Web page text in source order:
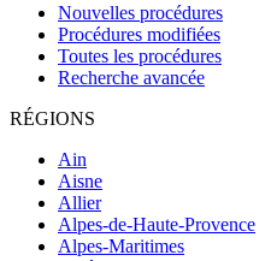
Nouvelles procédures
Procédures modifiées
Toutes les procédures
Recherche avancée
RÉGIONS
Ain
Aisne
Allier
Alpes-de-Haute-Provence
Alpes-Maritimes